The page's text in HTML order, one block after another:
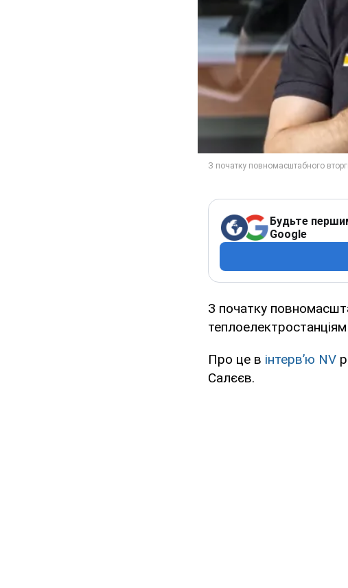
Будьте
Google
З початку
Про це в інтерв’ю NV
Салєєв.